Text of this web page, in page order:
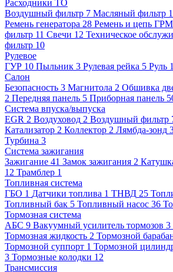
Расходники ТО
Воздушный фильтр 7 Масляный фильтр
Ремень генератора 28 Ремень и цепь ГРМ
фильтр 11 Свечи 12 Техническое
фильтр 10
Рулевое
ГУР 10 Пыльник 3 Рулевая рейка 5 Руль
Салон
Безопасность 3 Магнитола 2 Обшивка
2 Передняя панель 5 Приборная панель
Система впуска/выпуска
EGR 2 Воздуховод 2 Воздушный фильтр
Катализатор 2 Коллектор 2 Лямбда-зонд
Турбина 3
Система зажигания
Зажигание 41 Замок зажигания 2
12 Трамблер 1
Топливная система
ГБО 1 Датчики топлива 1 ТНВД 25
Топливный бак 5 Топливный насос 36
Тормозная система
АБС 9 Вакуумный усилитель тормозов 3
Тормозная жидкость 2 Тормозной
Тормозной суппорт 1 Тормозной
3 Тормозные колодки 12
Трансмиссия